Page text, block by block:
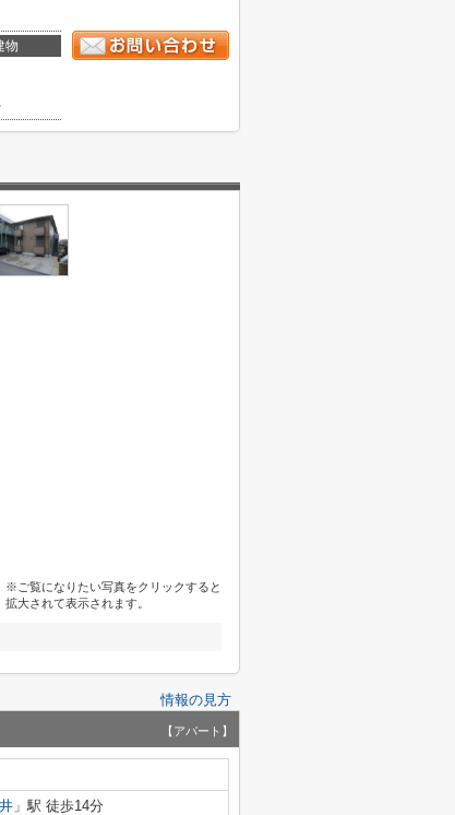
物
※ご覧になりたい写真をクリックすると
拡大されて表示されます。
情報の見方
【アパート】
」駅 徒歩14分